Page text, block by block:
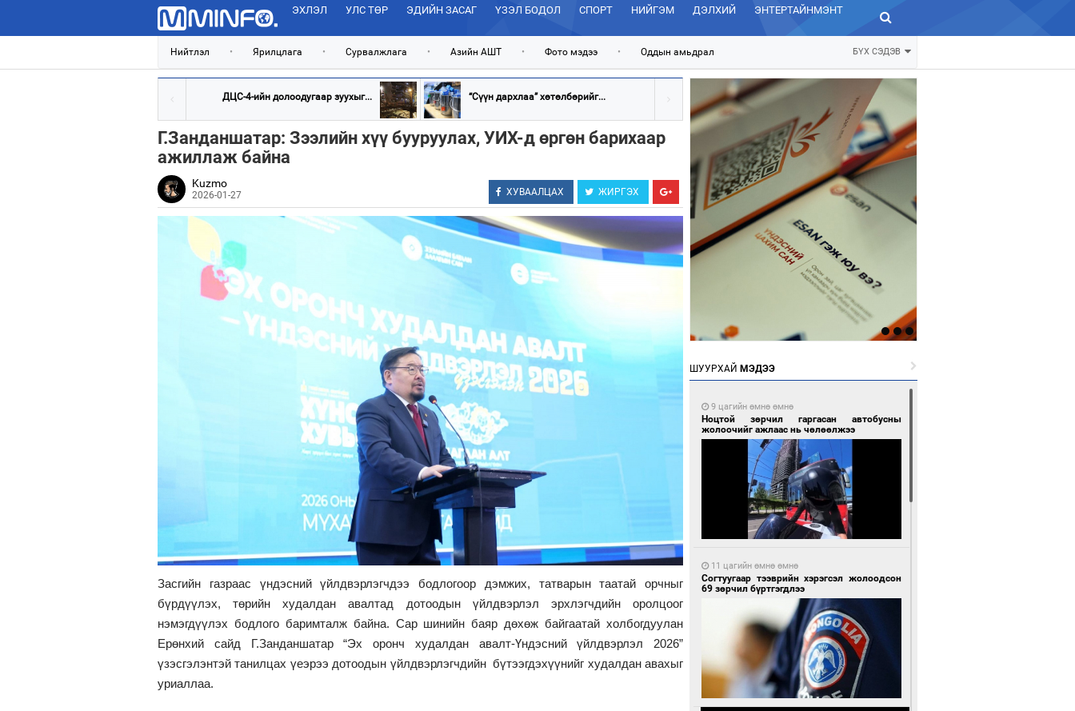
ЭХЛЭЛ УЛС ТӨР ЭДИЙН ЗАСАГ ҮЗЭЛ БОДОЛ СПОРТ НИЙГЭМ ДЭЛХИЙ ЭНТЕРТАЙНМЭНТ ЗУРХАЙ
Нийтлэл • Ярилцлага • Сурвалжлага • Азийн АШТ • Фото мэдээ • Оддын амьдрал БҮХ СЭДЭВ
ДЦС-4-ийн долоодугаар зуухыг... “Сүүн дархлаа” хөтөлбөрийг...
Г.Занданшатар: Зээлийн хүү бууруулах, УИХ-д өргөн барихаар
ажиллаж байна
Kuzmo
2026-01-27 ХУВААЛЦАХ ЖИРГЭХ
Засгийн газраас үндэсний үйлдвэрлэгчдээ бодлогоор дэмжих, татварын таатай орчныг
бүрдүүлэх, төрийн худалдан авалтад дотоодын үйлдвэрлэл эрхлэгчдийн оролцоог
нэмэгдүүлэх бодлого баримталж байна. Сар шинийн баяр дөхөж байгаатай холбогдуулан
Ерөнхий сайд Г.Занданшатар “Эх оронч худалдан авалт-Үндэсний үйлдвэрлэл 2026”
үзэсгэлэнтэй танилцах үеэрээ дотоодын үйлдвэрлэгчдийн бүтээгдэхүүнийг худалдан авахыг
уриаллаа.
ШУУРХАЙ МЭДЭЭ
9 цагийн өмнө өмнө
Ноцтой зөрчил гаргасан автобусны
жолоочийг ажлаас нь чөлөөлжээ
11 цагийн өмнө өмнө
Согтуугаар тээврийн хэрэгсэл жолоодсон
69 зөрчил бүртгэгдлээ